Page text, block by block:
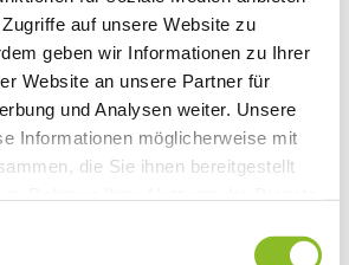
auf unsere Website zu
geben wir Informationen zu Ihrer
Website an unsere Partner für
und Analysen weiter. Unsere
Informationen möglicherweise mit
die Sie ihnen bereitgestellt
der Frastanzer Vereine
& Standort